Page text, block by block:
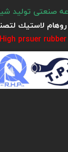
صنعتی تولید
لاستيك
prsuer